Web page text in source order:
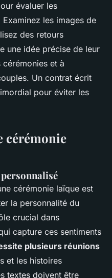
évaluer les
les images de
des retours
une idée précise de leur
et à
Un contrat écrit
pour éviter les
cérémonie
cérémonie laïque est
la personnalité du
crucial dans
capture ces sentiments
plusieurs réunions
et les histoires
textes doivent être